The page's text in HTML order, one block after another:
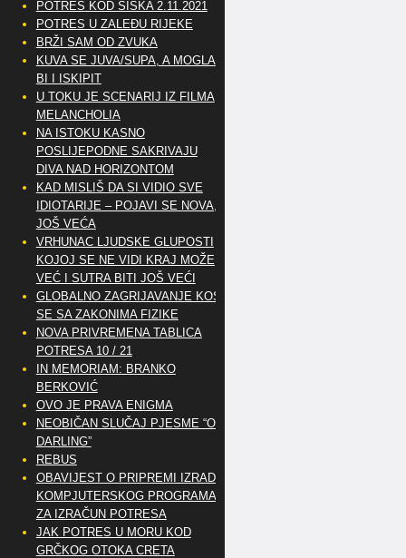
POTRES KOD SISKA 2.11.2021
POTRES U ZALEĐU RIJEKE
BRŽI SAM OD ZVUKA
KUVA SE JUVA/SUPA, A MOGLA
BI I ISKIPIT
U TOKU JE SCENARIJ IZ FILMA
MELANCHOLIA
NA ISTOKU KASNO
POSLIJEPODNE SAKRIVAJU
DIVA NAD HORIZONTOM
KAD MISLIŠ DA SI VIDIO SVE
IDIOTARIJE – POJAVI SE NOVA,..
JOŠ VEĆA
VRHUNAC LJUDSKE GLUPOSTI
KOJOJ SE NE VIDI KRAJ MOŽE
VEĆ I SUTRA BITI JOŠ VEĆI
GLOBALNO ZAGRIJAVANJE KOSI
SE SA ZAKONIMA FIZIKE
NOVA PRIVREMENA TABLICA
POTRESA 10 / 21
IN MEMORIAM: BRANKO
BERKOVIĆ
OVO JE PRAVA ENIGMA
NEOBIČAN SLUČAJ PJESME “OH
DARLING”
REBUS
OBAVIJEST O PRIPREMI IZRADE
KOMPJUTERSKOG PROGRAMA
ZA IZRAČUN POTRESA
JAK POTRES U MORU KOD
GRČKOG OTOKA CRETA